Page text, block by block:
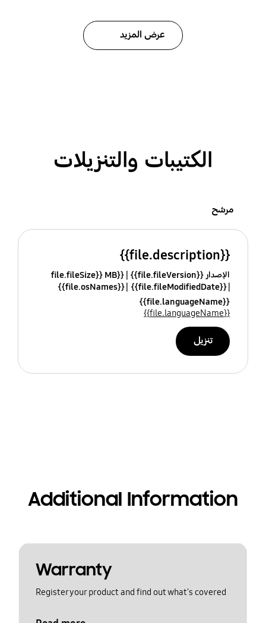
عرض المزيد
الكتيبات والتنزيلات
مرشح
{{file.description}}
الإصدار {{file.fileVersion}}
{{file.fileSize}} MB
{{file.fileModifiedDate}}
{{file.osNames}}
{{file.languageName}}
{{file.languageName}}
تنزيل
Additional Information
Warranty
Register your product and find out what's covered